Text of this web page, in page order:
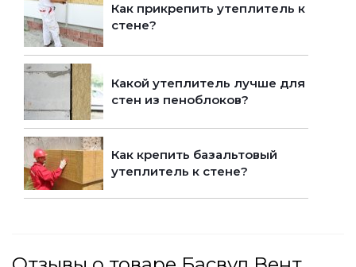
Как прикрепить утеплитель к
стене?
Какой утеплитель лучше для
стен из пеноблоков?
Как крепить базальтовый
утеплитель к стене?